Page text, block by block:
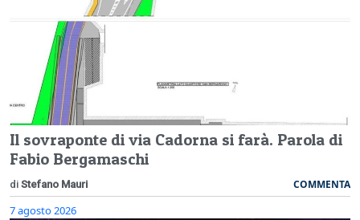
Il sovraponte di via Cadorna si farà. Parola di
Fabio Bergamaschi
di Stefano Mauri COMMENTA
7 agosto 2026